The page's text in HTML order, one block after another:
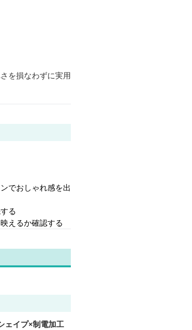
を損なわずに実用
でおしゃれ感を出
る
えるか確認する
ェイプ×制電加工